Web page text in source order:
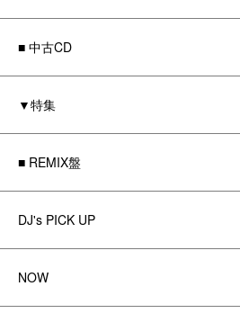
■ 中古CD
▼特集
■ REMIX盤
DJ's PICK UP
NOW